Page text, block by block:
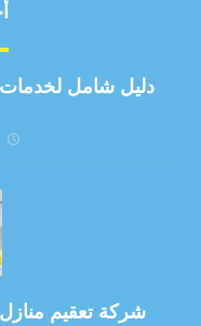
دليل شامل